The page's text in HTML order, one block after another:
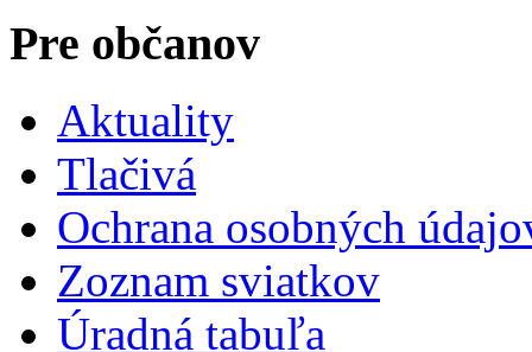
Pre občanov
Aktuality
Tlačivá
Ochrana osobných
Zoznam sviatkov
Úradná tabuľa